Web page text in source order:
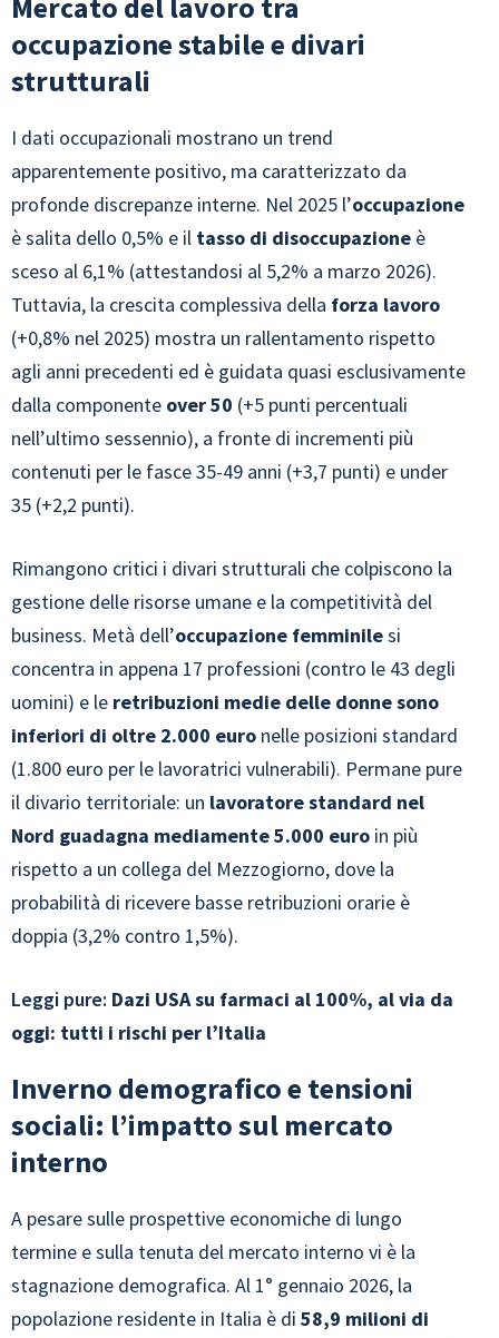
occupazione stabile e divari
strutturali
I dati occupazionali mostrano un trend
apparentemente positivo, ma caratterizzato da
profonde discrepanze interne. Nel 2025 l’occupazione
è salita dello 0,5% e il tasso di disoccupazione è
sceso al 6,1% (attestandosi al 5,2% a marzo 2026).
Tuttavia, la crescita complessiva della forza lavoro
(+0,8% nel 2025) mostra un rallentamento rispetto
agli anni precedenti ed è guidata quasi esclusivamente
dalla componente over 50 (+5 punti percentuali
nell’ultimo sessennio), a fronte di incrementi più
contenuti per le fasce 35-49 anni (+3,7 punti) e under
35 (+2,2 punti).
Rimangono critici i divari strutturali che colpiscono la
gestione delle risorse umane e la competitività del
business. Metà dell’occupazione femminilesi
concentra in appena 17 professioni (contro le 43 degli
uomini) e le retribuzioni medie delle donne sono
inferiori di oltre 2.000 euro nelle posizioni standard
(1.800 euro per le lavoratrici vulnerabili). Permane pure
il divario territoriale: un lavoratore standard nel
Nord guadagna mediamente 5.000 euro in più
rispetto a un collega del Mezzogiorno, dove la
probabilità di ricevere basse retribuzioni orarie è
doppia (3,2% contro 1,5%).
Leggi pure: Dazi USA su farmaci al 100%, al via da
oggi: tutti i rischi per l’Italia
Inverno demografico e tensioni
sociali: l’impatto sul mercato
interno
A pesare sulle prospettive economiche di lungo
termine e sulla tenuta del mercato interno vi è la
stagnazione demografica. Al 1° gennaio 2026, la
popolazione residente in Italia è di 58,9 milioni di